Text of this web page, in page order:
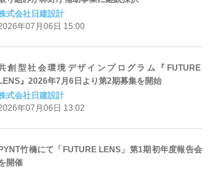
式会社日建設計
年07月06日 15:00
創型社会環境デザインプログラム『FUTURE
』2026年7月6日より第2期募集を開始
式会社日建設計
年07月06日 13:02
竹橋にて「FUTURE LENS」第1期初年度報告会
開催